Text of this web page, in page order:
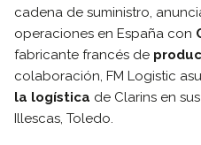
cadena de suministro,
operaciones en España con
fabricante francés de
colaboración, FM Logistic
la logística de Clarins en
Illescas, Toledo.